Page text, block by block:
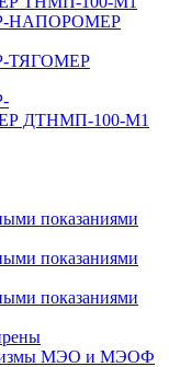
НАПОРОМЕР
ДТНМП-100-М1
показаниями
показаниями
показаниями
МЭО и МЭОФ